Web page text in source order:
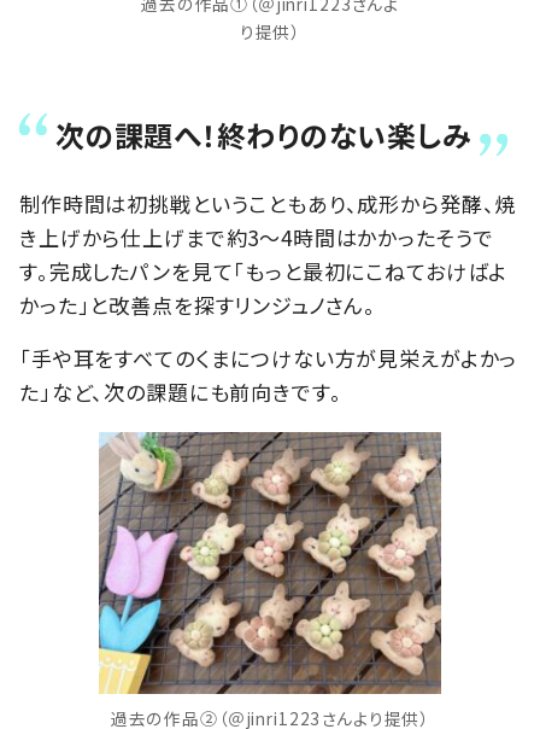
り提供）
次の課題へ！終わりのない楽しみ
制作時間は初挑戦ということもあり、成形から発酵、焼
き上げから仕上げまで約3〜4時間はかかったそうで
す。完成したパンを見て「もっと最初にこねておけばよ
かった」と改善点を探すリンジュノさん。
「手や耳をすべてのくまにつけない方が見栄えがよかっ
た」など、次の課題にも前向きです。
過去の作品②（＠jinri1223さんより提供）